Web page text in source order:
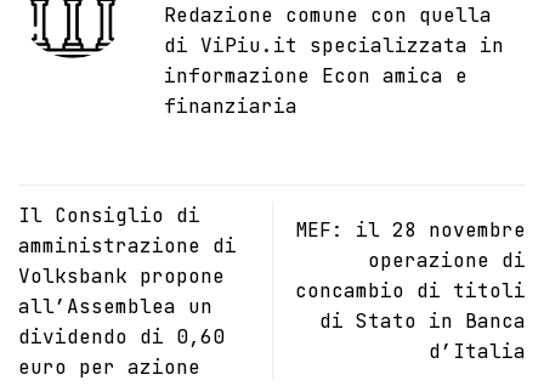
Redazione comune con quella
di ViPiu.it specializzata in
informazione Econ amica e
finanziaria
Il Consiglio di
amministrazione di
Volksbank propone
all’Assemblea un
dividendo di 0,60
euro per azione
MEF: il 28 novembre
operazione di
concambio di titoli
di Stato in Banca
d’Italia